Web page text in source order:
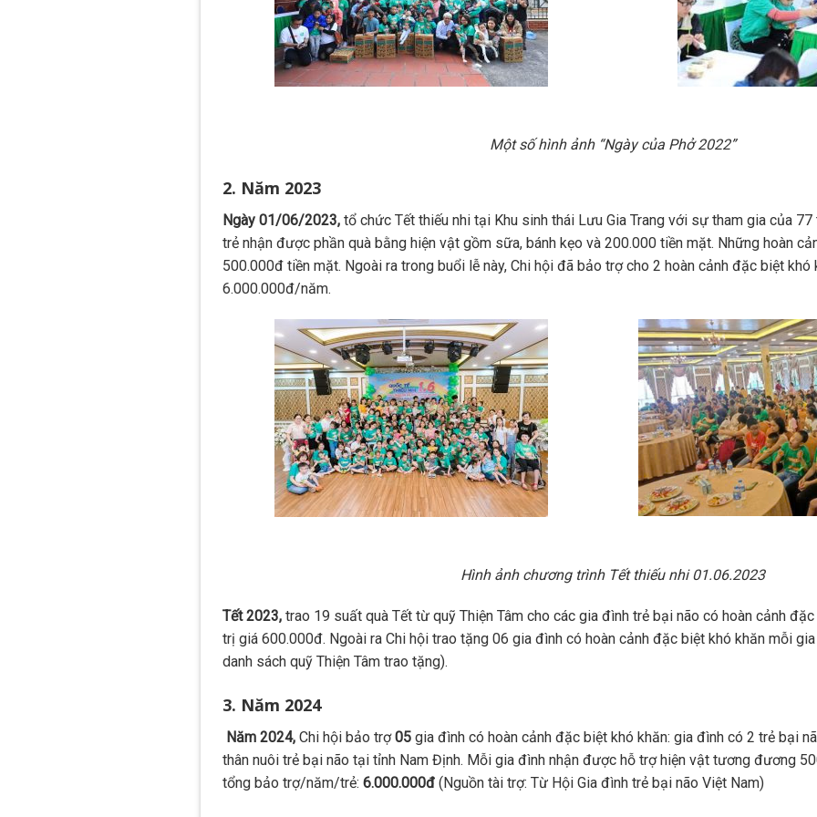
Một số hình ảnh “Ngày của Phở 2022”
2. Năm 2023
Ngày 01/06/2023,tổ chức Tết thiếu nhi tại Khu sinh thái Lưu Gia Trang với sự tham gia của
trẻ nhận được phần quà bằng hiện vật gồm sữa, bánh kẹo và 200.000 tiền mặt. Những hoàn
500.000đ tiền mặt. Ngoài ra trong buổi lễ này, Chi hội đã bảo trợ cho 2 hoàn cảnh đặc biệt
6.000.000đ/năm.
Hình ảnh chương trình Tết thiếu nhi 01.06.2023
Tết 2023, trao 19 suất quà Tết từ quỹ Thiện Tâm cho các gia đình trẻ bại não có hoàn cảnh
trị giá 600.000đ. Ngoài ra Chi hội trao tặng 06 gia đình có hoàn cảnh đặc biệt khó khăn mỗi
danh sách quỹ Thiện Tâm trao tặng).
3. Năm 2024
Năm 2024, Chi hội bảo trợ05gia đình có hoàn cảnh đặc biệt khó khăn: gia đình có 2 trẻ bại
thân nuôi trẻ bại não tại tỉnh Nam Định. Mỗi gia đình nhận được hỗ trợ hiện vật tương đương
tổng bảo trợ/năm/trẻ:6.000.000đ(Nguồn tài trợ: Từ Hội Gia đình trẻ bại não Việt Nam)